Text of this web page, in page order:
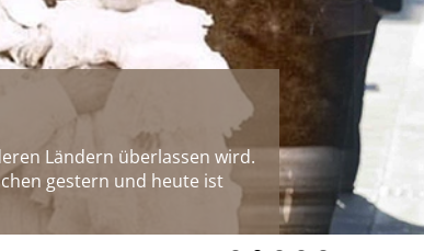
Ländern überlassen wird.
gestern und heute ist